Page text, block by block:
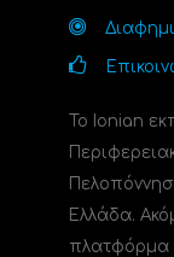
Το Ionian
Ελλάδα.
πλατφόρμα